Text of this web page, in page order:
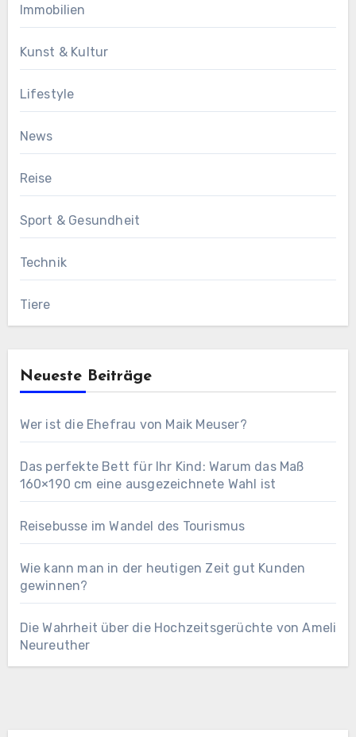
Immobilien
Kunst & Kultur
Lifestyle
News
Reise
Sport & Gesundheit
Technik
Tiere
Neueste Beiträge
Wer ist die Ehefrau von Maik Meuser?
Das perfekte Bett für Ihr Kind: Warum das Maß
160×190 cm eine ausgezeichnete Wahl ist
Reisebusse im Wandel des Tourismus
Wie kann man in der heutigen Zeit gut Kunden
gewinnen?
Die Wahrheit über die Hochzeitsgerüchte von Ameli
Neureuther